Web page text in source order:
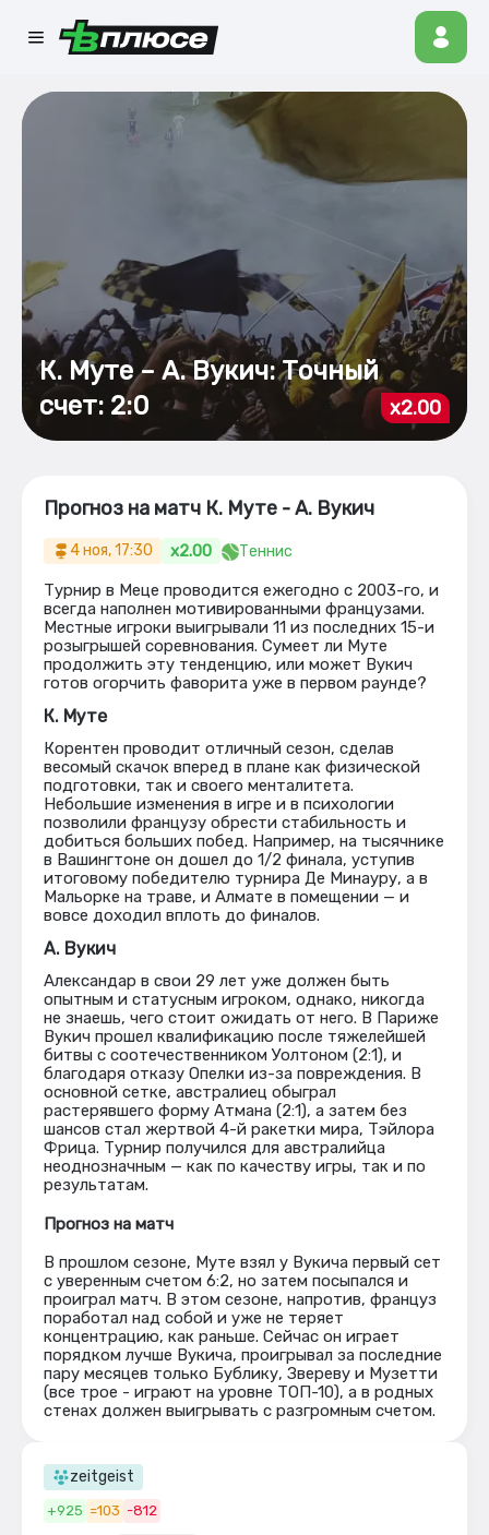
К. Муте – А. Вукич: Точный
счет: 2:0
x2.00
Прогноз на матч К. Муте - А. Вукич
4 ноя, 17:30 x2.00 Теннис
Турнир в Меце проводится ежегодно с 2003-го, и
всегда наполнен мотивированными французами.
Местные игроки выигрывали 11 из последних 15-и
розыгрышей соревнования. Сумеет ли Муте
продолжить эту тенденцию, или может Вукич
готов огорчить фаворита уже в первом раунде?
К. Муте
Корентен проводит отличный сезон, сделав
весомый скачок вперед в плане как физической
подготовки, так и своего менталитета.
Небольшие изменения в игре и в психологии
позволили французу обрести стабильность и
добиться больших побед. Например, на тысячнике
в Вашингтоне он дошел до 1/2 финала, уступив
итоговому победителю турнира Де Минауру, а в
Мальорке на траве, и Алмате в помещении — и
вовсе доходил вплоть до финалов.
А. Вукич
Александар в свои 29 лет уже должен быть
опытным и статусным игроком, однако, никогда
не знаешь, чего стоит ожидать от него. В Париже
Вукич прошел квалификацию после тяжелейшей
битвы с соотечественником Уолтоном (2:1), и
благодаря отказу Опелки из-за повреждения. В
основной сетке, австралиец обыграл
растерявшего форму Атмана (2:1), а затем без
шансов стал жертвой 4-й ракетки мира, Тэйлора
Фрица. Турнир получился для австралийца
неоднозначным — как по качеству игры, так и по
результатам.
Прогноз на матч
В прошлом сезоне, Муте взял у Вукича первый сет
с уверенным счетом 6:2, но затем посыпался и
проиграл матч. В этом сезоне, напротив, француз
поработал над собой и уже не теряет
концентрацию, как раньше. Сейчас он играет
порядком лучше Вукича, проигрывал за последние
пару месяцев только Бублику, Звереву и Музетти
(все трое - играют на уровне ТОП-10), а в родных
стенах должен выигрывать с разгромным счетом.
zeitgeist
+925 =103 -812